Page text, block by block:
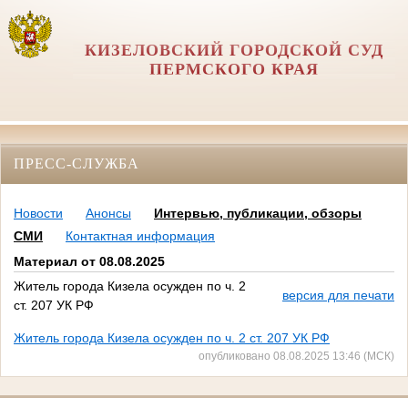
КИЗЕЛОВСКИЙ ГОРОДСКОЙ СУД
ПЕРМСКОГО КРАЯ
ПРЕСС-СЛУЖБА
Новости Анонсы
Интервью, публикации, обзоры
СМИ
Контактная информация
Материал от 08.08.2025
Житель города Кизела осужден по ч. 2
ст. 207 УК РФ
версия для печати
Житель города Кизела осужден по ч. 2 ст. 207 УК РФ
опубликовано 08.08.2025 13:46 (МСК)